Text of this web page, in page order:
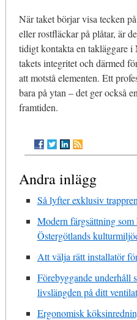
När taket börjar visa tecken
eller rostfläckar på plåtar, är
tidigt kontakta en takläggare
takets integritet och därmed
att motstå elementen. Ett
bara på ytan – det ger också
framtiden.
Andra inlägg
Så lyfter exklusiv
Modern färgsättning som
Östergötlands
Att välja rätt installatör
Förebyggande underhåll
livslängden på ditt
Ergonomisk